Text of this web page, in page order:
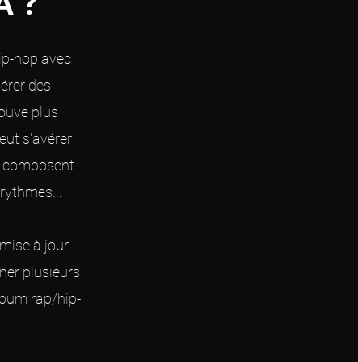
hop avec
des
plus
s'avérer
composent
à jour
plusieurs
rap/hip-